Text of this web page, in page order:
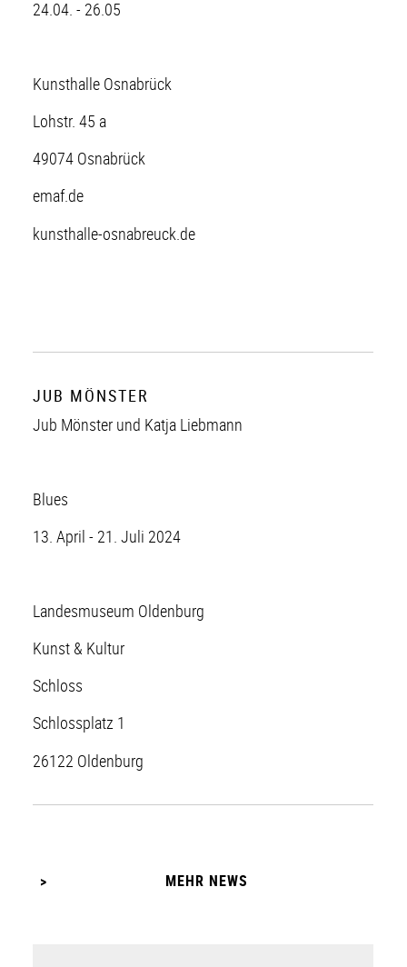
24.04. - 26.05
Kunsthalle Osnabrück
Lohstr. 45 a
49074 Osnabrück
emaf.de
kunsthalle-osnabreuck.de
JUB MÖNSTER
Jub Mönster und Katja Liebmann
Blues
13. April - 21. Juli 2024
Landesmuseum Oldenburg
Kunst & Kultur
Schloss
Schlossplatz 1
26122 Oldenburg
MEHR NEWS